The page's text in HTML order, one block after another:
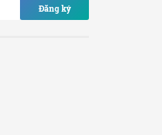
Đăng ký